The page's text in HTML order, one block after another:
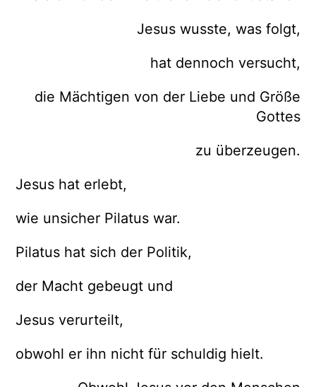
Jesus wusste, was folgt,
hat dennoch versucht,
die Mächtigen von der Liebe und Größe
Gottes
zu überzeugen.
Jesus hat erlebt,
wie unsicher Pilatus war.
Pilatus hat sich der Politik,
der Macht gebeugt und
Jesus verurteilt,
obwohl er ihn nicht für schuldig hielt.